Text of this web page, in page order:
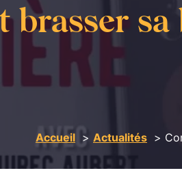
brasser
Accueil Actualités